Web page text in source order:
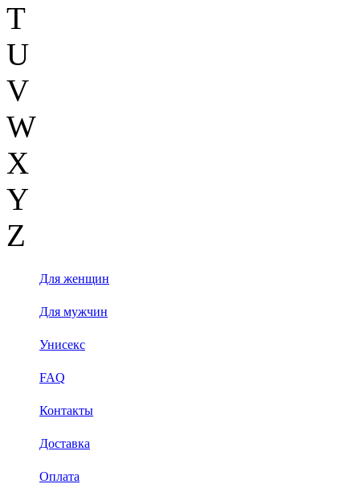
T
U
V
W
X
Y
Z
Для женщин
Для мужчин
Унисекс
FAQ
Контакты
Доставка
Оплата